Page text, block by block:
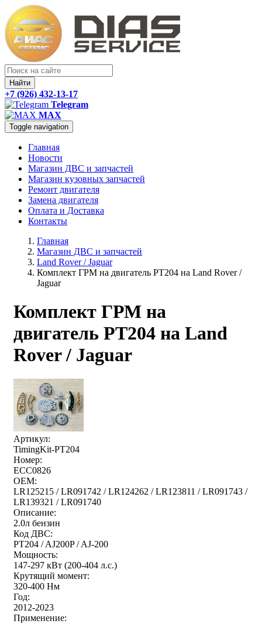
Найти
+7 (926) 432-13-17
Telegram
MAX
Toggle navigation
Главная
Новости
Магазин ДВС и запчастей
Магазин кузовных запчастей
Ремонт двигателя
Замена двигателя
Оплата и Доставка
Контакты
Главная
Магазин ДВС и запчастей
Land Rover / Jaguar
Комплект ГРМ на двигатель PT204 на Land Rover /
Jaguar
Комплект ГРМ на
двигатель PT204 на Land
Rover / Jaguar
Артикул:
TimingKit-PT204
Номер:
ECC0826
OEM:
LR125215 / LR091742 / LR124262 / LR123811 / LR091743 /
LR139321 / LR091740
Описание:
2.0л бензин
Код ДВС:
PT204 / AJ200P / AJ-200
Мощность:
147-297 кВт (200-404 л.с.)
Крутящий момент:
320-400 Нм
Год:
2012-2023
Применение: